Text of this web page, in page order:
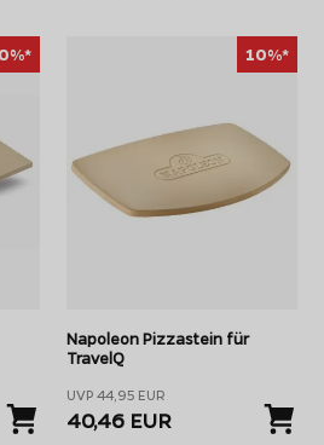
in verschiedenen Größe und
Pizzasteins kommt es auf die
gelegt wird. Bevor die Pizza
der Stein natürlich
klassische, runde
10%*
Napoleon Pizzastein für
TravelQ
UVP 44,95 EUR
40,46 EUR